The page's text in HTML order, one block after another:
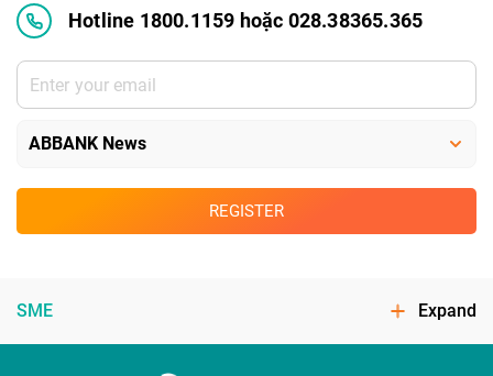
Hotline 1800.1159 hoặc 028.38365.365
REGISTER
SME Expand